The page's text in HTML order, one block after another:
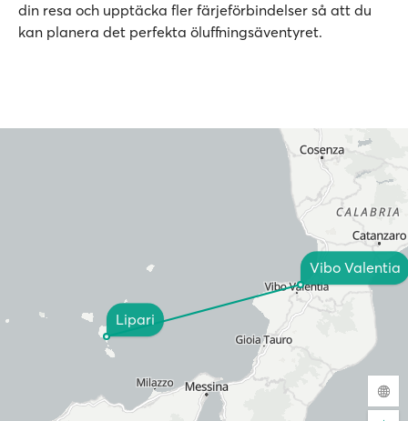
din resa och upptäcka fler färjeförbindelser så att du
kan planera det perfekta öluffningsäventyret.
Vibo Valentia
Lipari